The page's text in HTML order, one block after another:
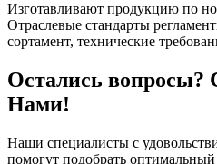
Изготавливают продукцию по
Отраслевые стандарты
сортамент, технические
Остались вопросы?
Нами!
Наши специалисты с
помогут подобрать